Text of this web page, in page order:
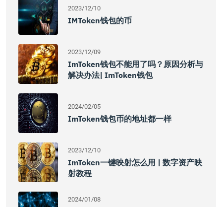
2023/12/10
IMToken钱包的币
2023/12/09
ImToken钱包不能用了吗？原因分析与
解决办法| ImToken钱包
2024/02/05
ImToken钱包币的地址都一样
2023/12/10
ImToken一键映射怎么用 | 数字资产映
射教程
2024/01/08